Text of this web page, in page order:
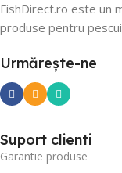
FishDirect.ro este un
produse pentru
Urmărește-ne
Suport clienti
Garantie produse